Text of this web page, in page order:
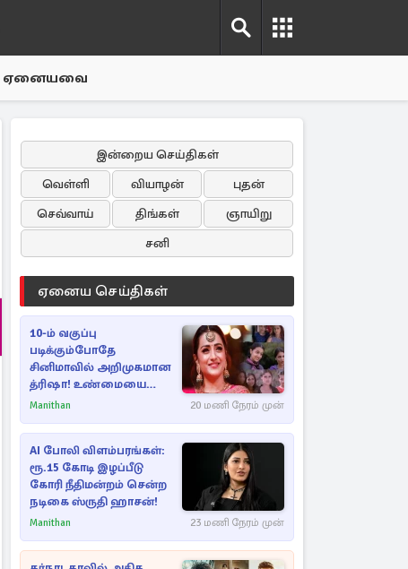
ஏனையவை
இன்றைய செய்திகள்
வெள்ளி
வியாழன்
புதன்
செவ்வாய்
திங்கள்
ஞாயிறு
சனி
ஏனைய செய்திகள்
10-ம் வகுப்பு
படிக்கும்போதே
சினிமாவில் அறிமுகமான
த்ரிஷா! உண்மையை
பகிர்ந்த இயக்குநர் பிரவீன்
Manithan 20 மணி நேரம் முன்
AI போலி விளம்பரங்கள்:
ரூ.15 கோடி இழப்பீடு
கோரி நீதிமன்றம் சென்ற
நடிகை ஸ்ருதி ஹாசன்!
Manithan 23 மணி நேரம் முன்